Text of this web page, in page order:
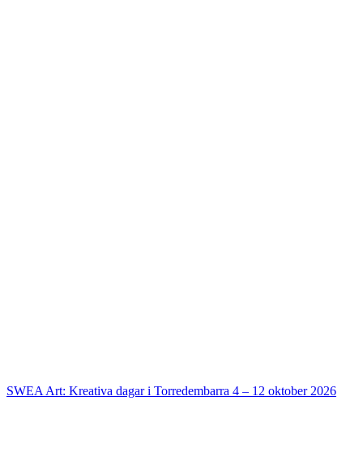
SWEA Art: Kreativa dagar i Torredembarra 4 – 12 oktober 2026